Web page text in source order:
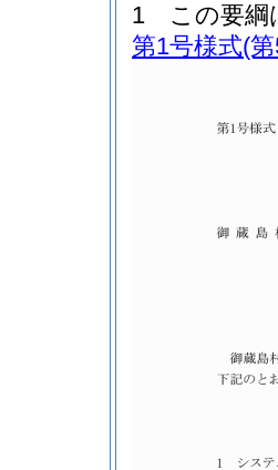
1
この要綱
第1号様式(